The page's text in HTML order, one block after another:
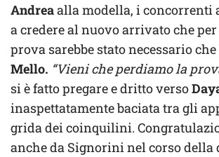
Andreaalla modella, i concorrenti
a credere al nuovo arrivato che
prova sarebbe stato necessario
Mello. “Vieni che perdiamo la
si è fatto pregare e dritto verso
inaspettatamente baciata tra gli
grida dei coinquilini.
anche da Signorini nel corso della